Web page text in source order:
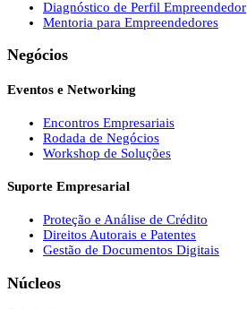
Diagnóstico de Perfil Empreendedor
Mentoria para Empreendedores
Negócios
Eventos e Networking
Encontros Empresariais
Rodada de Negócios
Workshop de Soluções
Suporte Empresarial
Proteção e Análise de Crédito
Direitos Autorais e Patentes
Gestão de Documentos Digitais
Núcleos